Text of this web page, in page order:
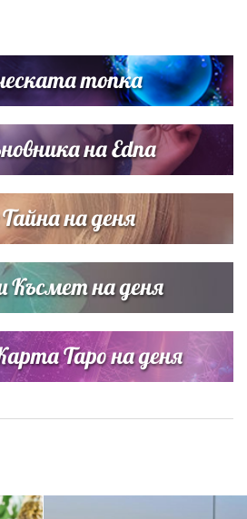
топка
на Edna
на деня
Късмет на деня
Таро на деня